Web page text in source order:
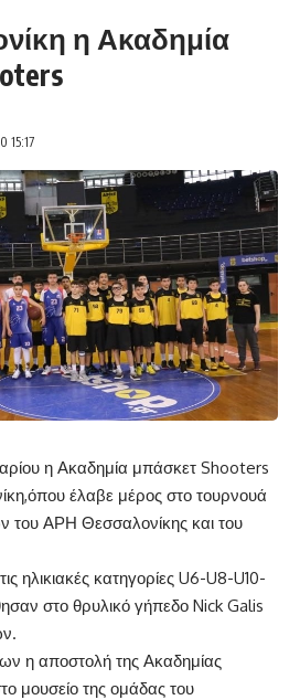
η Ακαδημία
15:17
η Ακαδημία μπάσκετ Shooters
έλαβε μέρος στο τουρνουά
του ΑΡΗ Θεσσαλονίκης και του
ηλικιακές κατηγορίες U6-U8-U10-
στο θρυλικό γήπεδο Nick Galis
η αποστολή της Ακαδημίας
μουσείο της ομάδας του